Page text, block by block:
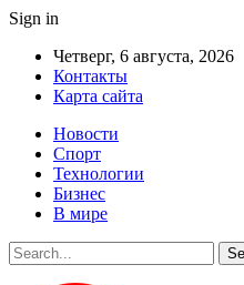
Sign in
Четверг, 6 августа, 2026
Контакты
Карта сайта
Новости
Спорт
Технологии
Бизнес
В мире